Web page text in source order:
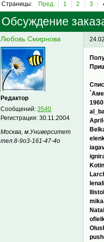
Страницы: Пред. 1 2 3
Обсуждение
Любовь Смирнова
Редактор
Сообщений:3540
Регистрация:30.11.2004
Москва, м.Университет
тел.8-9о3-161-47-4о